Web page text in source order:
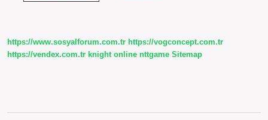
https://www.sosyalforum.com.tr https://vogconcept.com.tr
https://vendex.com.tr knight online nttgame Sitemap